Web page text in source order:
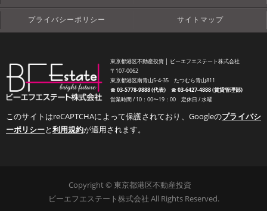
プライバシーポリシー サイトマップ
東京都港区不動産投資 │ ビーエフエステート株式会社
〒107-0062
東京都港区南青山5-4-35 たつむら青山811
☎︎03-5778-9888 (代表)☎︎03-6427-4888 (賃貸管理部)
営業時間 / 10：00〜19：00 定休日 / 水曜
このサイトはreCAPTCHAによって保護されており、Googleのプライバシ
ーポリシーと利用規約が適用されます。
Copyright © 東京都港区不動産投資
ビーエフエステート株式会社 All Rights Reserved.